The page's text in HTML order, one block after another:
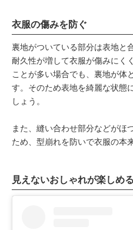
衣服の傷みを防ぐ
裏地がついている部分は表地と
耐久性が増して衣服が傷みにく
ことが多い場合でも、裏地が体
す。そのため表地を綺麗な状態
しょう。
また、縫い合わせ部分などがほ
ため、型崩れを防いで衣服の本
見えないおしゃれが楽しめる